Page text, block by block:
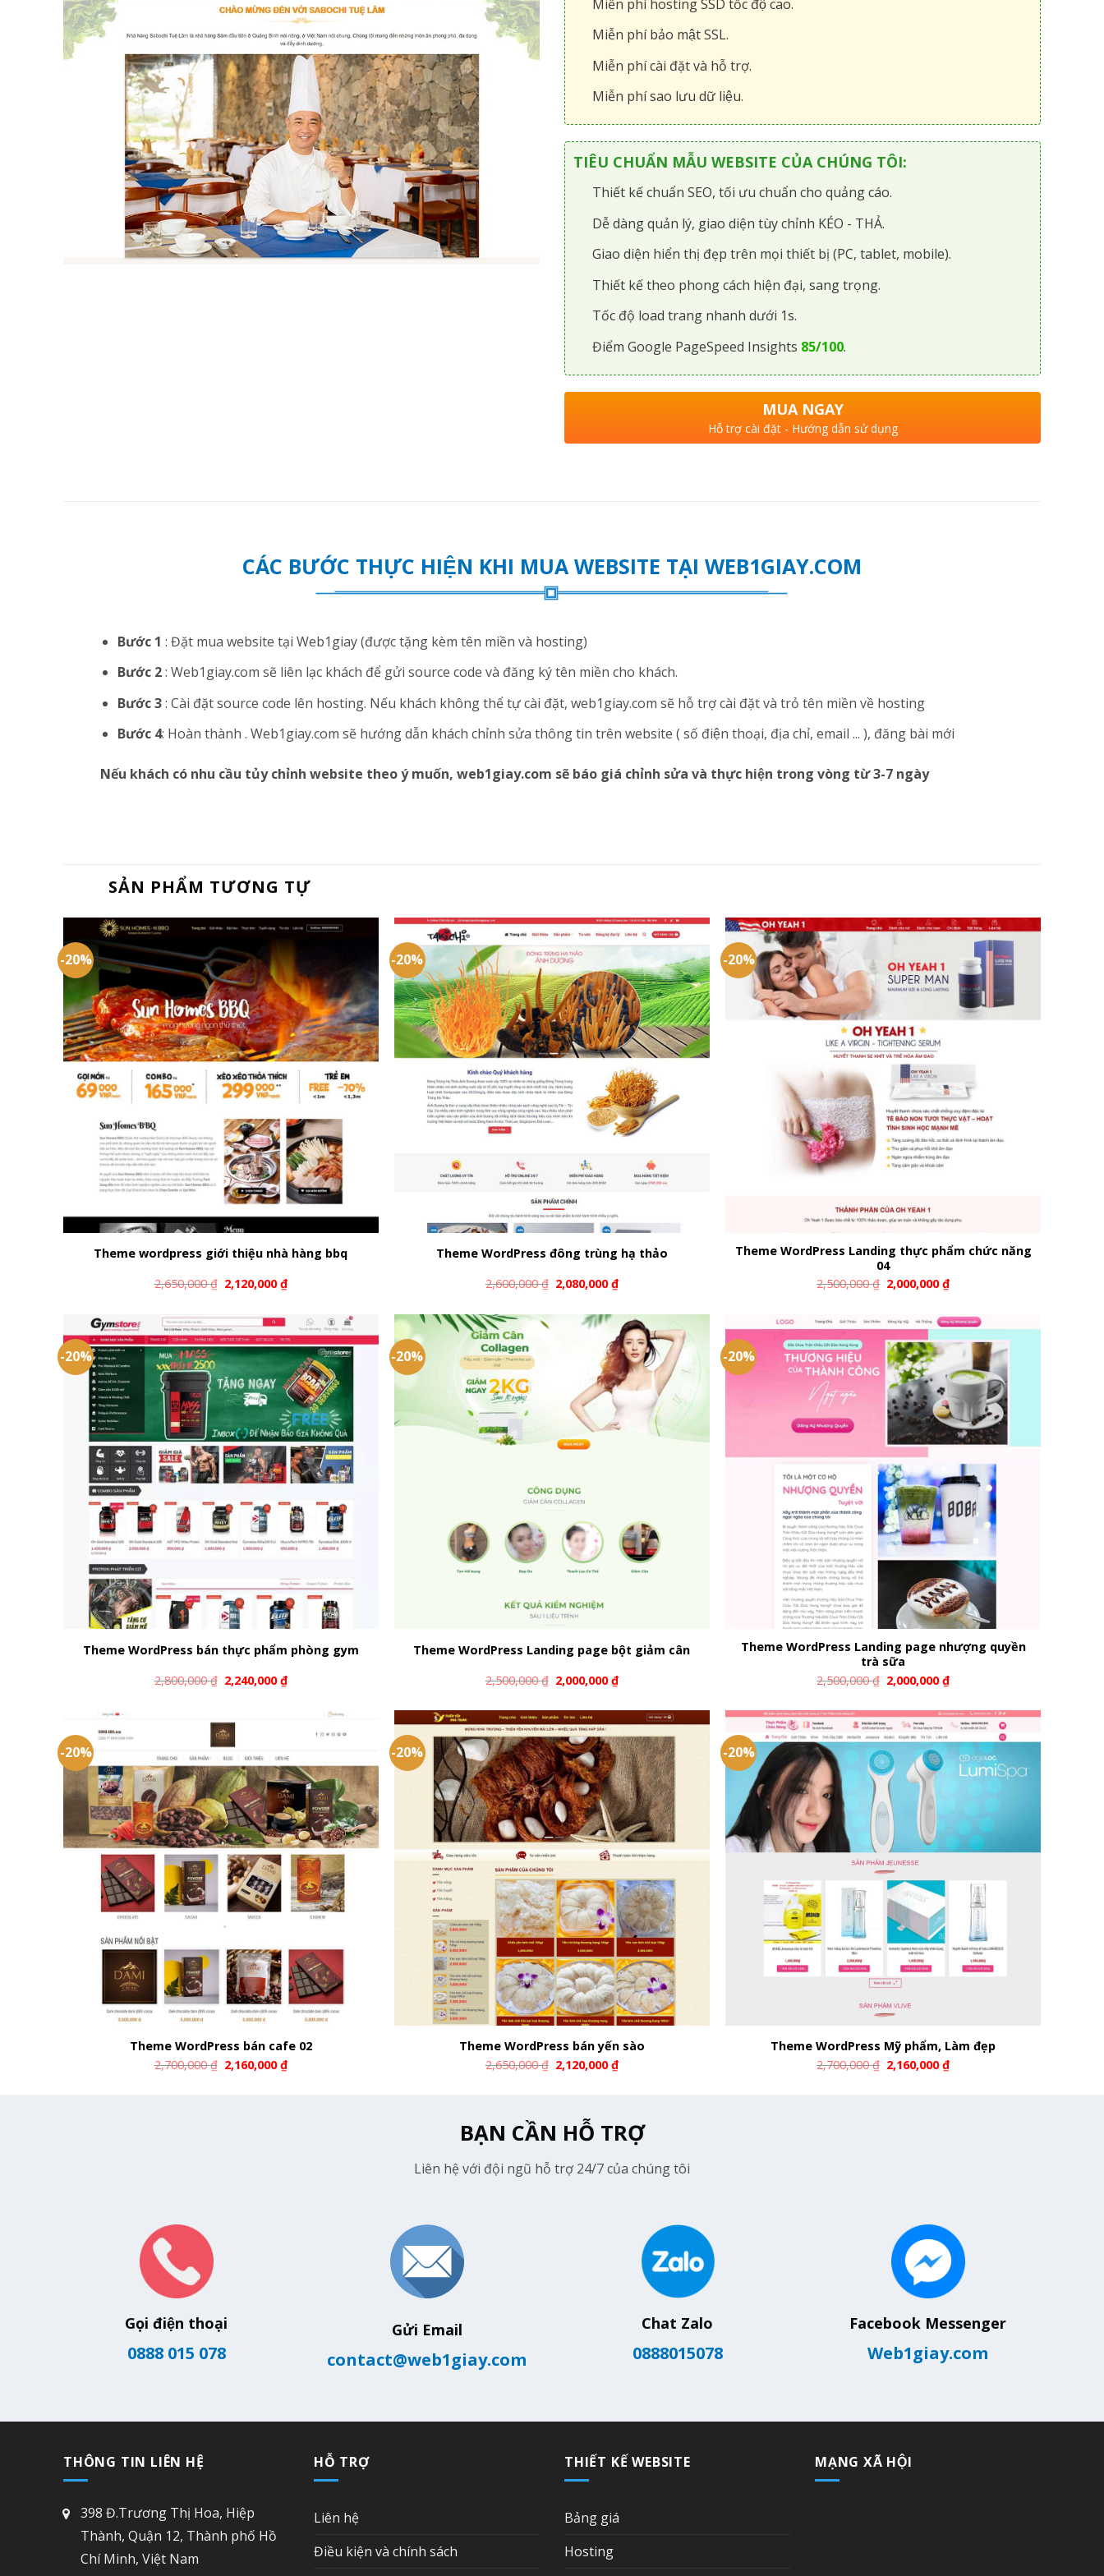
Miễn phí hosting SSD tốc độ cao.
Miễn phí bảo mật SSL.
Miễn phí cài đặt và hỗ trợ.
Miễn phí sao lưu dữ liệu.
TIÊU CHUẨN MẪU WEBSITE CỦA CHÚNG TÔI:
Thiết kế chuẩn SEO, tối ưu chuẩn cho quảng cáo.
Dễ dàng quản lý, giao diện tùy chỉnh KÉO - THẢ.
Giao diện hiển thị đẹp trên mọi thiết bị (PC, tablet, mobile).
Thiết kế theo phong cách hiện đại, sang trọng.
Tốc độ load trang nhanh dưới 1s.
Điểm Google PageSpeed Insights 85/100.
MUA NGAY
Hỗ trợ cài đặt - Hướng dẫn sử dụng
CÁC BƯỚC THỰC HIỆN KHI MUA WEBSITE TẠI WEB1GIAY.COM
Bước 1 : Đặt mua website tại Web1giay (được tặng kèm tên miền và hosting)
Bước 2: Web1giay.com sẽ liên lạc khách để gửi source code và đăng ký tên miền cho khách.
Bước 3: Cài đặt source code lên hosting. Nếu khách không thể tự cài đặt, web1giay.com sẽ hỗ trợ cài đặt và trỏ tên miền về hosting
Bước 4: Hoàn thành . Web1giay.com sẽ hướng dẫn khách chỉnh sửa thông tin trên website ( số điện thoại, địa chỉ, email ... ), đăng bài mới
Nếu khách có nhu cầu tủy chỉnh website theo ý muốn, web1giay.com sẽ báo giá chỉnh sửa và thực hiện trong vòng từ 3-7 ngày
SẢN PHẨM TƯƠNG TỰ
-20%
Theme wordpress giới thiệu nhà hàng bbq
2,650,000₫ 2,120,000₫
-20%
Theme WordPress đông trùng hạ thảo
2,600,000₫ 2,080,000₫
-20%
Theme WordPress Landing thực phẩm chức năng
04
2,500,000₫ 2,000,000₫
-20%
Theme WordPress bán thực phẩm phòng gym
2,800,000₫ 2,240,000₫
-20%
Theme WordPress Landing page bột giảm cân
2,500,000₫ 2,000,000₫
-20%
Theme WordPress Landing page nhượng quyền
trà sữa
2,500,000₫ 2,000,000₫
-20%
Theme WordPress bán cafe 02
2,700,000₫ 2,160,000₫
-20%
Theme WordPress bán yến sào
2,650,000₫ 2,120,000₫
-20%
Theme WordPress Mỹ phẩm, Làm đẹp
2,700,000₫ 2,160,000₫
BẠN CẦN HỖ TRỢ
Liên hệ với đội ngũ hỗ trợ 24/7 của chúng tôi
Gọi điện thoại
0888 015 078
Gửi Email
contact@web1giay.com
Chat Zalo
0888015078
Facebook Messenger
Web1giay.com
THÔNG TIN LIÊN HỆ
398 Đ.Trương Thị Hoa, Hiệp
Thành, Quận 12, Thành phố Hồ
Chí Minh, Việt Nam
HỖ TRỢ
Liên hệ
Điều kiện và chính sách
THIẾT KẾ WEBSITE
Bảng giá
Hosting
MẠNG XÃ HỘI